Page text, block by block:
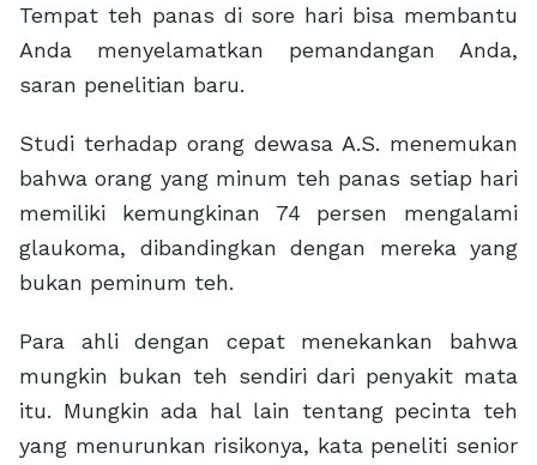
Tempat teh panas di sore hari bisa membantu
Anda menyelamatkan pemandangan Anda,
saran penelitian baru.
Studi terhadap orang dewasa A.S. menemukan
bahwa orang yang minum teh panas setiap hari
memiliki kemungkinan 74 persen mengalami
glaukoma, dibandingkan dengan mereka yang
bukan peminum teh.
Para ahli dengan cepat menekankan bahwa
mungkin bukan teh sendiri dari penyakit mata
itu. Mungkin ada hal lain tentang pecinta teh
yang menurunkan risikonya, kata peneliti senior